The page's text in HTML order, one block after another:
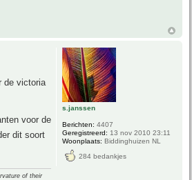
de victoria
voor de
dit soort
of their
s.janssen
Berichten: 4407
Geregistreerd: 13 nov 2010 23:11
Woonplaats: Biddinghuizen NL
284 bedankjes